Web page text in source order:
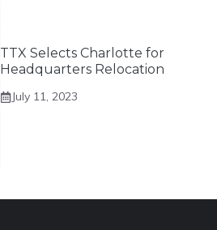
TTX Selects Charlotte for
Headquarters Relocation
July 11, 2023